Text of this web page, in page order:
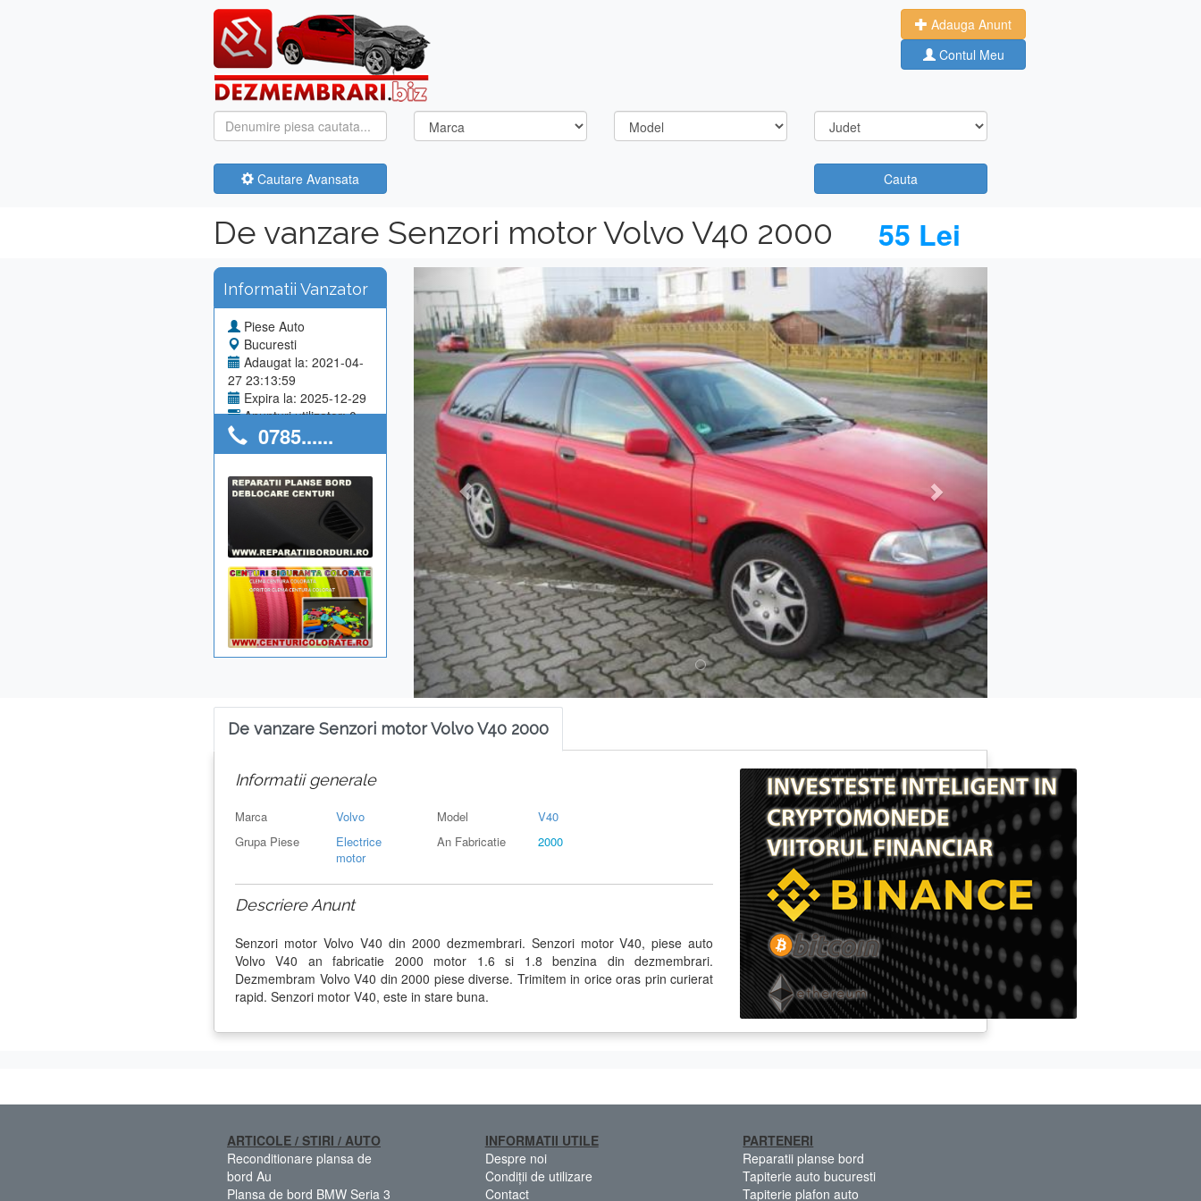
Adauga Anunt
Contul Meu
Cautare Avansata Cauta
De vanzare Senzori motor Volvo V40 2000 55 Lei
Informatii Vanzator
Piese Auto
Bucuresti
Adaugat la: 2021-04-
27 23:13:59
Expira la: 2025-12-29
Anunturi utilizator: 0
0785......
Previous
De vanzare Senzori motor Volvo V40 2000
Informatii generale
Marca Volvo Model
V40
Grupa Piese
Electrice
motor
An Fabricatie 2000
Descriere Anunt
Senzori motor Volvo V40 din 2000 dezmembrari. Senzori motor V40, piese auto
Volvo V40 an fabricatie 2000 motor 1.6 si 1.8 benzina din dezmembrari.
Dezmembram Volvo V40 din 2000 piese diverse. Trimitem in orice oras prin curierat
rapid. Senzori motor V40, este in stare buna.
ARTICOLE / STIRI / AUTO
Reconditionare plansa de
bord Au
Plansa de bord BMW Seria 3
INFORMATII UTILE
Despre noi
Condiții de utilizare
Contact
PARTENERI
Reparatii planse bord
Tapiterie auto bucuresti
Tapiterie plafon auto